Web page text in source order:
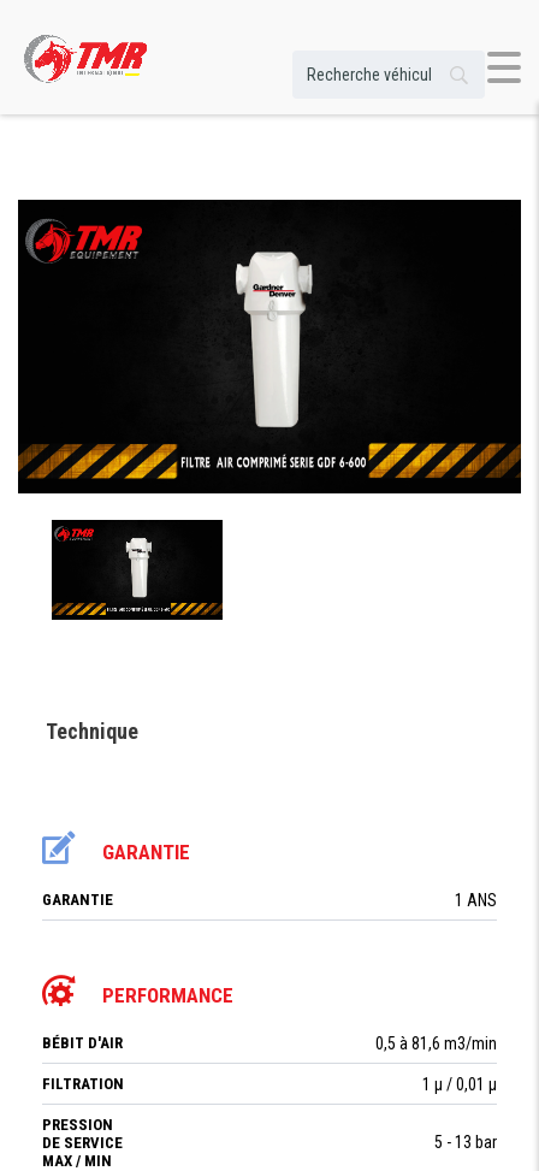
Technique
GARANTIE
GARANTIE 1 ANS
PERFORMANCE
BÉBIT D'AIR 0,5 à 81,6 m3/min
FILTRATION 1 µ / 0,01 µ
PRESSION
DE SERVICE
MAX / MIN
5 - 13 bar